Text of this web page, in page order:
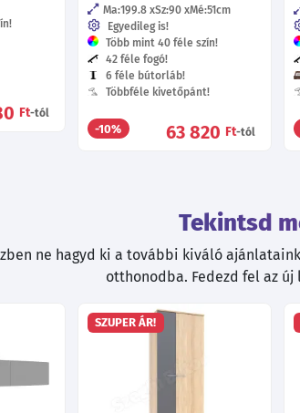
Ft-tól
Ma:199.8 Sz:90 Mé:51cm
Egyedileg is!
Több mint 40 féle szín!
42 féle fogó!
6 féle bútorláb!
Többféle kivetőpánt!
-10% 63 820 Ft-tól
Tekintsd
ne hagyd ki a további kiváló
otthonodba. Fedezd fel az
SZUPER ÁR!